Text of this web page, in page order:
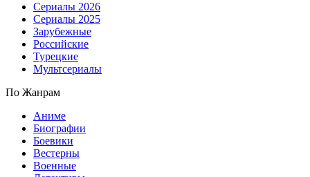
Сериалы 2026
Сериалы 2025
Зарубежные
Российские
Турецкие
Мультсериалы
По Жанрам
Аниме
Биографии
Боевики
Вестерны
Военные